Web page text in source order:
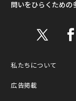
問いをひらくための
私たちについて
広告掲載